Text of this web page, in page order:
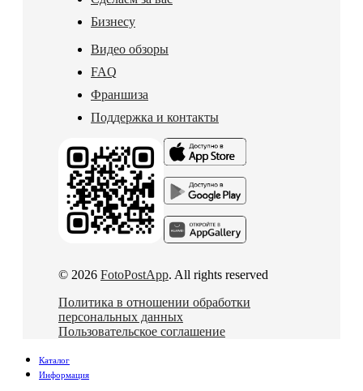
Бизнесу
Видео обзоры
FAQ
Франшиза
Поддержка и контакты
© 2026 FotoPostApp. All rights reserved
Политика в отношении обработки
персональных данных
Пользовательское соглашение
Каталог
Информация